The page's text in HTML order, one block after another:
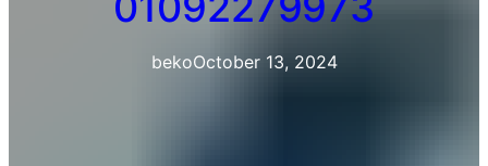
bekoOctober 13, 2024